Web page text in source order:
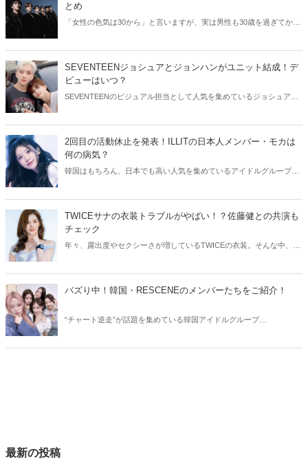
とめ
「女性の色気は30から」と言いますが、実は男性も30歳を過ぎてから
韓国アイドルたちをご紹介します！
SEVENTEENジョシュアとジョンハンがユニット結成！デ
ビューはいつ？
SEVENTEENのビジュアル担当として人気を集めているジョシュアと
今回はSEVENTEENジョシュアとジョンハンのユニットについてご紹
介します。
2回目の活動休止を発表！ILLITの日本人メンバー・モカは
何の病気？
韓国はもちろん、日本でも高い人気を集めているアイドルグループ・
状況をチェックしてみましょう。
TWICEサナの衣装トラブルがやばい！？佐藤健との共演も
チェック
年々、露出度やセクシーさが増しているTWICEの衣装。そんな中、
装トラブルや、気になる佐藤健との共演についてご紹介します！
バズり中！韓国・RESCENEのメンバーたちをご紹介！
“チャート逆走”が話題を集めている韓国アイドルグループ
紹介！今、SNSでバズっている理由も合わせてチェックしていきまし
最新の投稿